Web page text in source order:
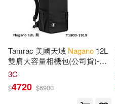
Tamrac 美國天域 Nagano 12L
雙肩大容量相機包(公司貨)-黑
T1500-1919
3C
$4720 $6900